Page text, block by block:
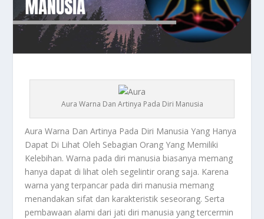
Aura Warna Dan Artinya Pada Diri Manusia
Aura Warna Dan Artinya Pada Diri Manusia Yang Hanya
Dapat Di Lihat Oleh Sebagian Orang Yang Memiliki
Kelebihan. Warna pada diri manusia biasanya memang
hanya dapat di lihat oleh segelintir orang saja. Karena
warna yang terpancar pada diri manusia memang
menandakan sifat dan karakteristik seseorang. Serta
pembawaan alami dari jati diri manusia yang tercermin